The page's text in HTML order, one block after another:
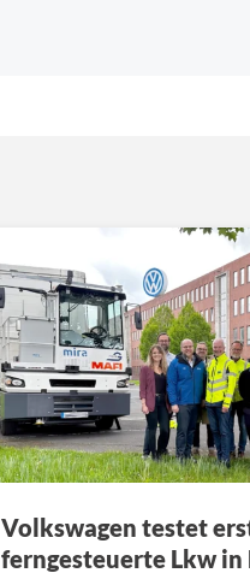
Volkswagen testet
ferngesteuerte Lkw in